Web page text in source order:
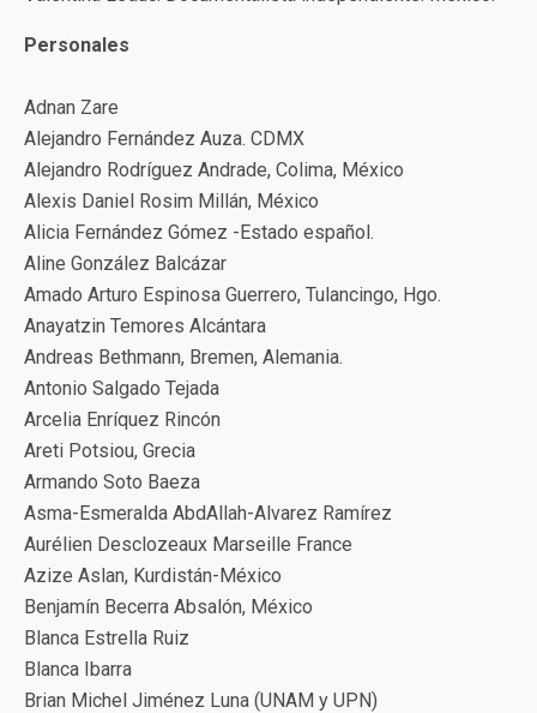
Personales
Adnan Zare
Alejandro Fernández Auza. CDMX
Alejandro Rodríguez Andrade, Colima, México
Alexis Daniel Rosim Millán, México
Alicia Fernández Gómez -Estado español.
Aline González Balcázar
Amado Arturo Espinosa Guerrero, Tulancingo, Hgo.
Anayatzin Temores Alcántara
Andreas Bethmann, Bremen, Alemania.
Antonio Salgado Tejada
Arcelia Enríquez Rincón
Areti Potsiou, Grecia
Armando Soto Baeza
Asma-Esmeralda AbdAllah-Alvarez Ramírez
Aurélien Desclozeaux Marseille France
Azize Aslan, Kurdistán-México
Benjamín Becerra Absalón, México
Blanca Estrella Ruiz
Blanca Ibarra
Brian Michel Jiménez Luna (UNAM y UPN)